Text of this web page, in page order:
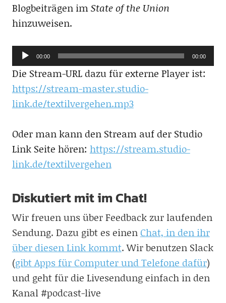
Blogbeiträgen imState of the Union
hinzuweisen.
Audio-
Player
00:00 00:00
Die Stream-URL dazu für externe Player ist:
https://stream-master.studio-
link.de/textilvergehen.mp3
Oder man kann den Stream auf der Studio
Link Seite hören: https://stream.studio-
link.de/textilvergehen
Diskutiert mit im Chat!
Wir freuen uns über Feedback zur laufenden
Sendung. Dazu gibt es einen Chat, in den ihr
über diesen Link kommt. Wir benutzen Slack
(gibt Apps für Computer und Telefone dafür)
und geht für die Livesendung einfach in den
Kanal #podcast-live